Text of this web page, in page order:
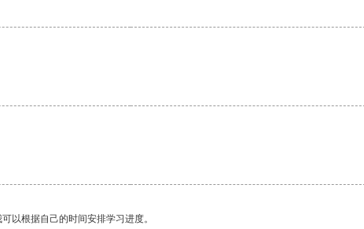
以根据自己的时间安排学习进度。